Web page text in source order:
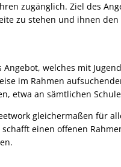
zugänglich. Ziel des
zu stehen und ihnen
welches mit
im Rahmen
etwa an sämtlichen
gleichermaßen für
einen offenen